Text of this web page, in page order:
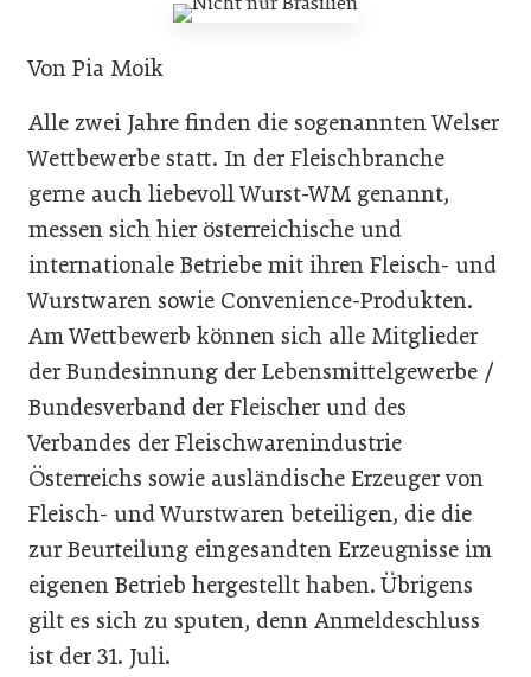
Von Pia Moik
Alle zwei Jahre finden die sogenannten Welser
Wettbewerbe statt. In der Fleischbranche
gerne auch liebevoll Wurst-WM genannt,
messen sich hier österreichische und
internationale Betriebe mit ihren Fleisch- und
Wurstwaren sowie Convenience-Produkten.
Am Wettbewerb können sich alle Mitglieder
der Bundesinnung der Lebensmittelgewerbe /
Bundesverband der Fleischer und des
Verbandes der Fleischwarenindustrie
Österreichs sowie ausländische Erzeuger von
Fleisch- und Wurstwaren beteiligen, die die
zur Beurteilung eingesandten Erzeugnisse im
eigenen Betrieb hergestellt haben. Übrigens
gilt es sich zu sputen, denn Anmeldeschluss
ist der 31. Juli.